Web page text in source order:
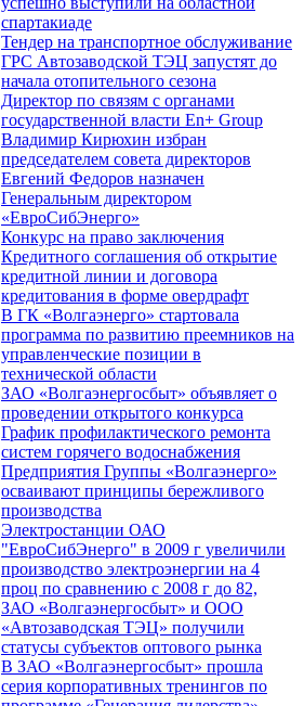
спартакиаде
Тендер на транспортное обслуживание
ГРС Автозаводской ТЭЦ запустят до
начала отопительного сезона
Директор по связям с органами
государственной власти En+ Group
Владимир Кирюхин избран
председателем совета директоров
Евгений Федоров назначен
Генеральным директором
«ЕвроСибЭнерго»
Конкурс на право заключения
Кредитного соглашения об открытие
кредитной линии и договора
кредитования в форме овердрафт
В ГК «Волгаэнерго» стартовала
программа по развитию преемников на
управленческие позиции в
технической области
ЗАО «Волгаэнергосбыт» объявляет о
проведении открытого конкурса
График профилактического ремонта
систем горячего водоснабжения
Предприятия Группы «Волгаэнерго»
осваивают принципы бережливого
производства
Электростанции ОАО
"ЕвроСибЭнерго" в 2009 г увеличили
производство электроэнергии на 4
проц по сравнению с 2008 г до 82,
ЗАО «Волгаэнергосбыт» и ООО
«Автозаводская ТЭЦ» получили
статусы субъектов оптового рынка
В ЗАО «Волгаэнергосбыт» прошла
серия корпоративных тренингов по